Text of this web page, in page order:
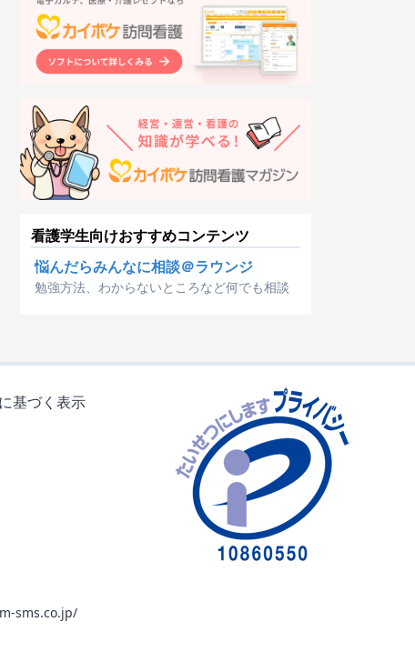
看護学生向けおすすめコンテンツ
悩んだらみんなに相談＠ラウンジ
勉強方法、わからないところなど何でも相談
基づく表示
sms.co.jp/